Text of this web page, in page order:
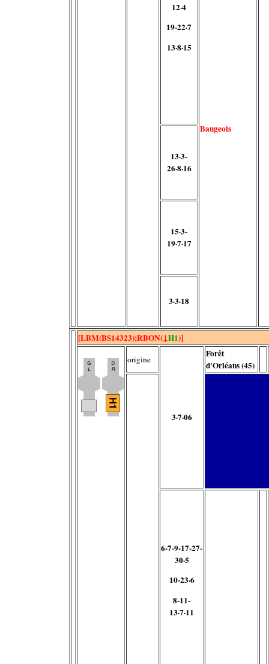
12·4
19-22·7
13·8·15
Baugeois
13·3-
26·8·16
15·3-
19·7·17
3·3·18
[LBM(BS14323);RBON(↓H1)]
origine
3·7·06
Forêt
d'Orléans (45)
6-7-9-17-27-
30·5
10-23·6
8-11-
13·7·11